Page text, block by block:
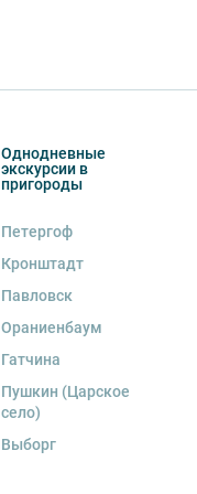
Однодневные
экскурсии в
пригороды
Петергоф
Кронштадт
Павловск
Ораниенбаум
Гатчина
Пушкин (Царское
село)
Выборг